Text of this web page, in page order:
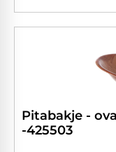
Pitabakje -
-425503